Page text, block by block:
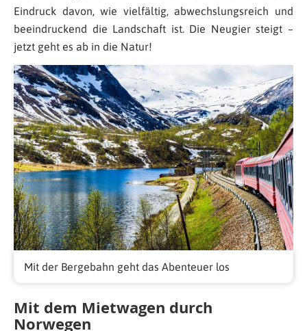
Eindruck davon, wie vielfältig, abwechslungsreich und
beeindruckend die Landschaft ist. Die Neugier steigt –
jetzt geht es ab in die Natur!
Mit der Bergebahn geht das Abenteuer los
Mit dem Mietwagen durch
Norwegen